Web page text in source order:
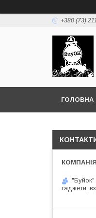
+380 (73)
ГОЛОВНА
"Буйок"
гаджети,